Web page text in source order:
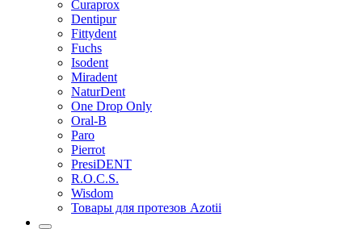
Curaprox
Dentipur
Fittydent
Fuchs
Isodent
Miradent
NaturDent
One Drop Only
Oral-B
Paro
Pierrot
PresiDENT
R.O.C.S.
Wisdom
Товары для протезов Azotii